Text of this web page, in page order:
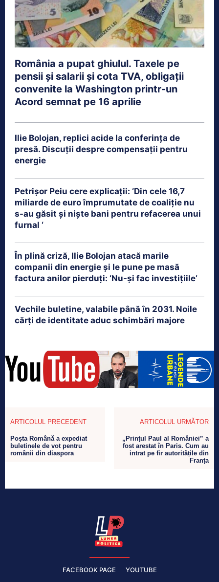
România a pupat ghiulul. Taxele pe
pensii și salarii și cota TVA, obligații
convenite la Washington printr-un
Acord semnat pe 16 aprilie
Ilie Bolojan, replici acide la conferința de
presă. Discuții despre compensații pentru
energie
Petrişor Peiu cere explicații: ‘Din cele 16,7
miliarde de euro împrumutate de coaliţie nu
s-au găsit şi nişte bani pentru refacerea unui
furnal ‘
În plină criză, Ilie Bolojan atacă marile
companii din energie și le pune pe masă
factura anilor pierduți: ‘Nu-și fac investițiile’
Vechile buletine, valabile până în 2031. Noile
cărți de identitate aduc schimbări majore
ARTICOLUL PRECEDENT
Poșta Română a expediat
buletinele de vot pentru
românii din diaspora
ARTICOLUL URMĂTOR
„Prințul Paul al României” a
fost arestat în Paris. Cum au
intrat pe fir autoritățile din
Franța
FACEBOOK PAGE YOUTUBE